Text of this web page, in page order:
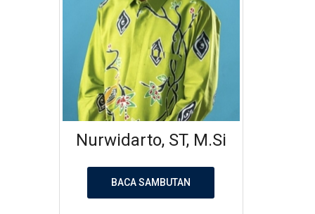
Nurwidarto, ST, M.Si
BACA SAMBUTAN